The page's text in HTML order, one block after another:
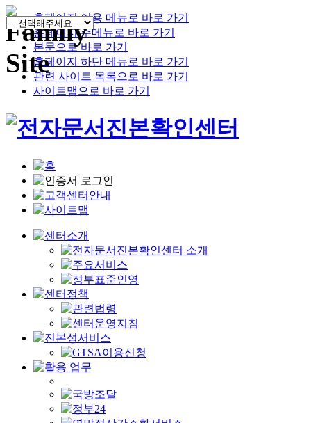
홈페이지 이용 메뉴로 바로 가기
홈페이지 주메뉴로 바로 가기
본문으로 바로 가기
홈페이지 하단 메뉴로 바로 가기
관련 사이트 목록으로 바로 가기
사이트맵으로 바로 가기